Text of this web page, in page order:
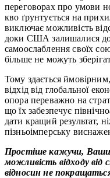
переговорах про умови
кво ґрунтується на
виключає можливість
доки США залишалися
самоослаблення своїх
більше не можуть
Тому здається
відхід від глобальної
опора переважно на
що їх забезпечує
дати кращий результат,
пізньоімперську
Простіше кажучи,
можливість відходу від
відносин не